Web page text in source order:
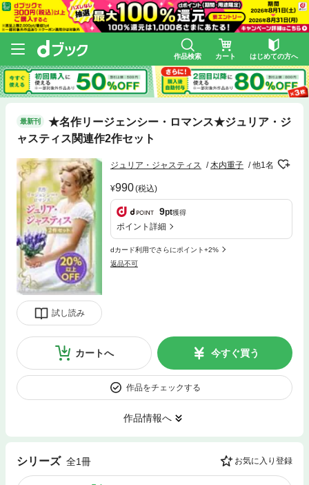
作品検索 カート はじめての方へ
最新刊
★名作リージェンシー・ロマンス★ジュリア・ジ
ャスティス関連作2作セット
試し読み
ジュリア・ジャスティス 木内重子 他1名
990(税込)
9pt獲得
ポイント詳細
dカード利用でさらにポイント+2%
返品不可
カートへ 今すぐ買う
作品をチェックする
作品情報へ
シリーズ 全1冊 お気に入り登録